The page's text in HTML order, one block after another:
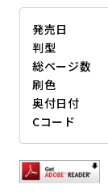
発売日
判型
総ページ数
刷色
奥付日付
Cコード